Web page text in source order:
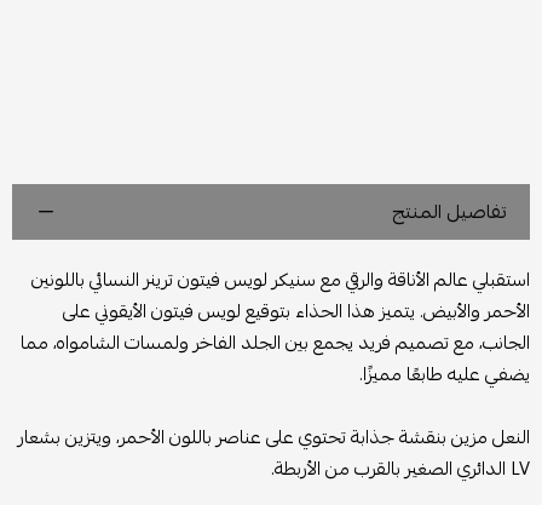
تفاصيل المنتج
استقبلي عالم الأناقة والرقي مع سنيكر لويس فيتون ترينر النسائي باللونين
الأحمر والأبيض. يتميز هذا الحذاء بتوقيع لويس فيتون الأيقوني على
الجانب، مع تصميم فريد يجمع بين الجلد الفاخر ولمسات الشامواه، مما
يضفي عليه طابعًا مميزًا.
النعل مزين بنقشة جذابة تحتوي على عناصر باللون الأحمر، ويتزين بشعار
LV الدائري الصغير بالقرب من الأربطة.